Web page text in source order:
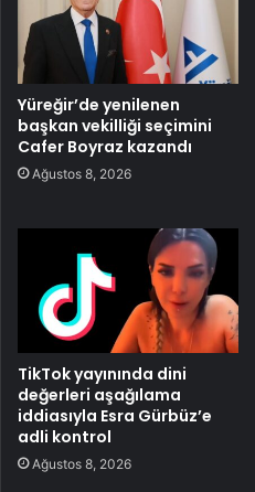
Yüreğir’de yenilenen
başkan vekilliği seçimini
Cafer Boyraz kazandı
Ağustos 8, 2026
TikTok yayınında dini
değerleri aşağılama
iddiasıyla Esra Gürbüz’e
adli kontrol
Ağustos 8, 2026